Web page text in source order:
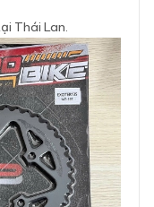
Thái Lan.